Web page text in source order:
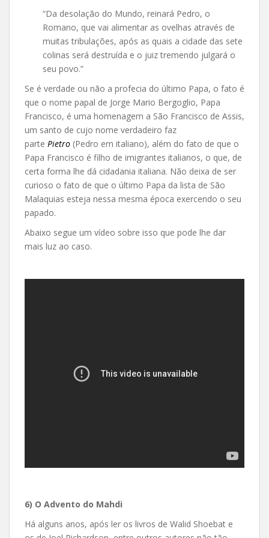
“Da desolação do Mundo, reinará Pedro, o
Romano, que vai alimentar as ovelhas através de
muitas tribulações, após as quais a cidade das sete
colinas será destruída e o juiz tremendo julgará o
seu povo.”
Se é verdade ou não a profecia do último Papa, o fato é
que o nome papal de Jorge Mario Bergoglio, Papa
Francisco, é uma homenagem a São Francisco de Assis,
um santo de cujo nome verdadeiro faz
parte Pietro (Pedro em italiano), além do fato de que o
Papa Francisco é filho de imigrantes italianos, o que, de
certa forma lhe dá cidadania italiana. Não deixa de ser
curioso o fato de que o último Papa da lista de São
Malaquias esteja nessa mesma época exercendo o seu
papado.
Abaixo segue um vídeo sobre isso que pode lhe dar
mais luz ao caso.
6) O Advento do Mahdi
Há alguns anos, após ler os livros de Walid Shoebat e